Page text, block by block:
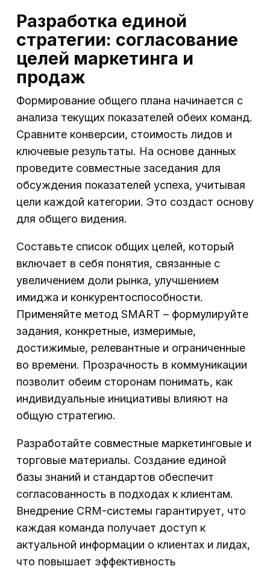
Разработка единой
стратегии: согласование
целей маркетинга и
продаж
Формирование общего плана начинается с
анализа текущих показателей обеих команд.
Сравните конверсии, стоимость лидов и
ключевые результаты. На основе данных
проведите совместные заседания для
обсуждения показателей успеха, учитывая
цели каждой категории. Это создаст основу
для общего видения.
Составьте список общих целей, который
включает в себя понятия, связанные с
увеличением доли рынка, улучшением
имиджа и конкурентоспособности.
Применяйте метод SMART – формулируйте
задания, конкретные, измеримые,
достижимые, релевантные и ограниченные
во времени. Прозрачность в коммуникации
позволит обеим сторонам понимать, как
индивидуальные инициативы влияют на
общую стратегию.
Разработайте совместные маркетинговые и
торговые материалы. Создание единой
базы знаний и стандартов обеспечит
согласованность в подходах к клиентам.
Внедрение CRM-системы гарантирует, что
каждая команда получает доступ к
актуальной информации о клиентах и лидах,
что повышает эффективность